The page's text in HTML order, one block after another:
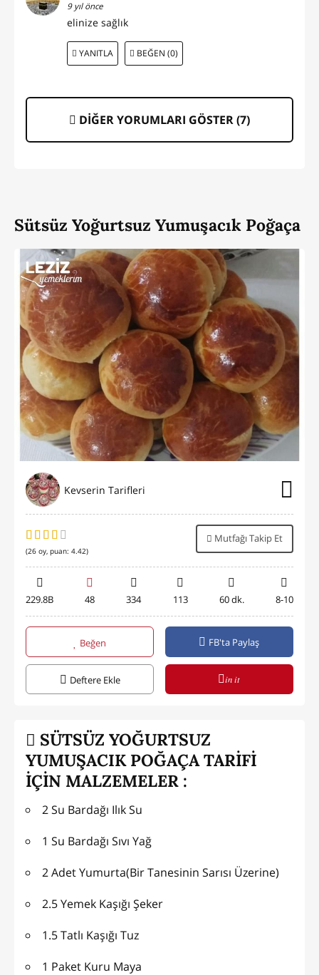
9 yıl önce
elinize sağlık
YANITLA BEĞEN (0)
DİĞER YORUMLARI GÖSTER (7)
Sütsüz Yoğurtsuz Yumuşacık Poğaça
Kevserin Tarifleri
(26 oy, puan: 4.42)
Mutfağı Takip Et
229.8B 48 334 113 60 dk. 8-10
Beğen FB'ta Paylaş
Deftere Ekle in it
SÜTSÜZ YOĞURTSUZ
YUMUŞACIK POĞAÇA TARİFİ
İÇİN MALZEMELER :
2 Su Bardağı Ilık Su
1 Su Bardağı Sıvı Yağ
2 Adet Yumurta(Bir Tanesinin Sarısı Üzerine)
2.5 Yemek Kaşığı Şeker
1.5 Tatlı Kaşığı Tuz
1 Paket Kuru Maya